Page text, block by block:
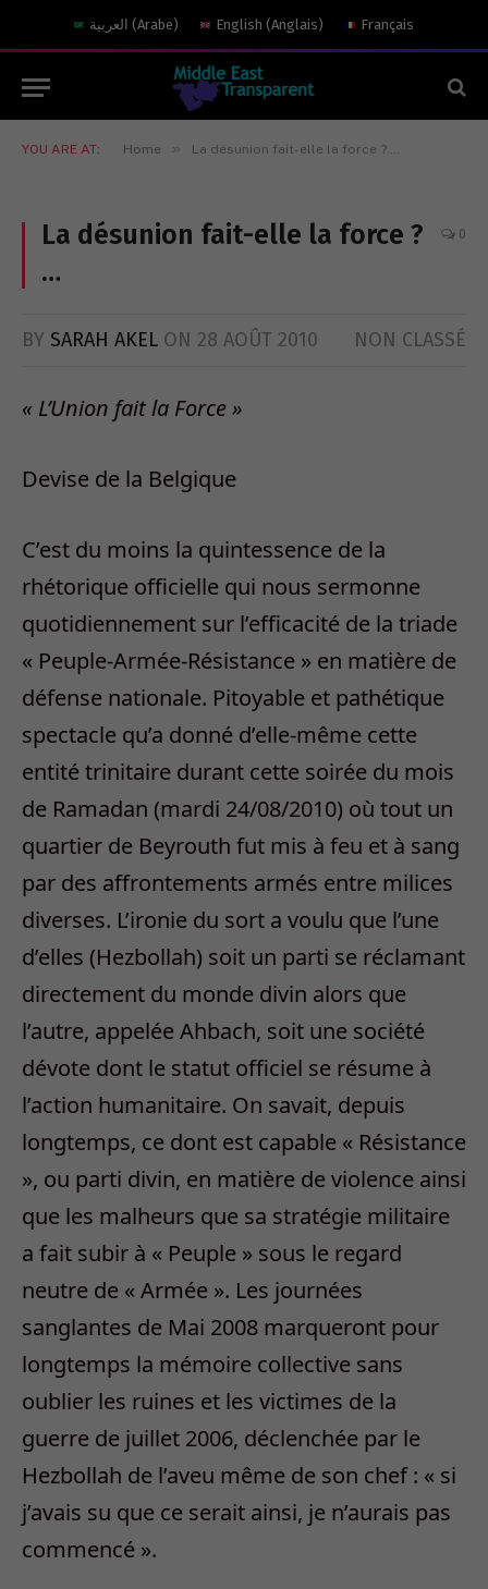
العربية (Arabe) English (Anglais) Français
YOU ARE AT: Home » La désunion fait-elle la force ? …
La désunion fait-elle la force ?
…
0
BY SARAH AKEL ON 28 AOÛT 2010 NON CLASSÉ
« L’Union fait la Force »
Devise de la Belgique
C’est du moins la quintessence de la
rhétorique officielle qui nous sermonne
quotidiennement sur l’efficacité de la triade
« Peuple-Armée-Résistance » en matière de
défense nationale. Pitoyable et pathétique
spectacle qu’a donné d’elle-même cette
entité trinitaire durant cette soirée du mois
de Ramadan (mardi 24/08/2010) où tout un
quartier de Beyrouth fut mis à feu et à sang
par des affrontements armés entre milices
diverses. L’ironie du sort a voulu que l’une
d’elles (Hezbollah) soit un parti se réclamant
directement du monde divin alors que
l’autre, appelée Ahbach, soit une société
dévote dont le statut officiel se résume à
l’action humanitaire. On savait, depuis
longtemps, ce dont est capable « Résistance
», ou parti divin, en matière de violence ainsi
que les malheurs que sa stratégie militaire
a fait subir à « Peuple » sous le regard
neutre de « Armée ». Les journées
sanglantes de Mai 2008 marqueront pour
longtemps la mémoire collective sans
oublier les ruines et les victimes de la
guerre de juillet 2006, déclenchée par le
Hezbollah de l’aveu même de son chef : « si
j’avais su que ce serait ainsi, je n’aurais pas
commencé ».